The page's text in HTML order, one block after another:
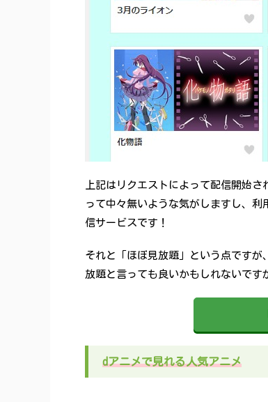
上記はリクエストによって配信開始
って中々無いような気がしますし、
信サービスです！
それと「ほぼ見放題」という点です
放題と言っても良いかもしれないです
dアニメで見れる人気アニメ